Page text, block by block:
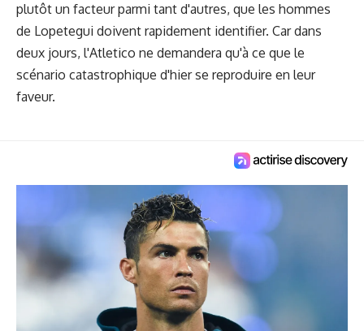
plutôt un facteur parmi tant d'autres, que les hommes
de Lopetegui doivent rapidement identifier. Car dans
deux jours, l'Atletico ne demandera qu'à ce que le
scénario catastrophique d'hier se reproduire en leur
faveur.